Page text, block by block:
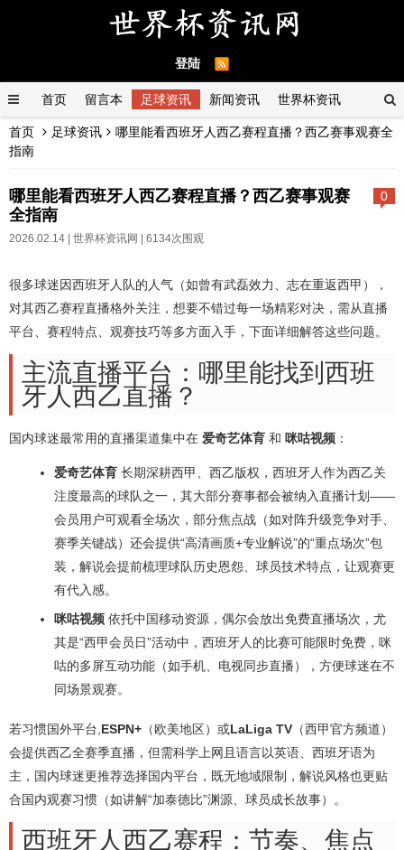
登陆
首页 留言本 足球资讯 新闻资讯 世界杯资讯
首页 足球资讯
哪里能看西班牙人西乙赛程直播？西乙赛事观赛全
指南
0
哪里能看西班牙人西乙赛程直播？西乙赛事观赛
全指南
2026.02.14 | 世界杯资讯网 | 6134次围观
很多球迷因西班牙人队的人气（如曾有武磊效力、志在重返西甲），
对其西乙赛程直播格外关注，想要不错过每一场精彩对决，需从直播
平台、赛程特点、观赛技巧等多方面入手，下面详细解答这些问题。
主流直播平台：哪里能找到西班
牙人西乙直播？
国内球迷最常用的直播渠道集中在 爱奇艺体育 和 咪咕视频 ：
爱奇艺体育 长期深耕西甲、西乙版权，西班牙人作为西乙关
注度最高的球队之一，其大部分赛事都会被纳入直播计划——
会员用户可观看全场次，部分焦点战（如对阵升级竞争对手、
赛季关键战）还会提供“高清画质+专业解说”的“重点场次”包
装，解说会提前梳理球队历史恩怨、球员技术特点，让观赛更
有代入感。
咪咕视频 依托中国移动资源，偶尔会放出免费直播场次，尤
其是“西甲会员日”活动中，西班牙人的比赛可能限时免费，咪
咕的多屏互动功能（如手机、电视同步直播），方便球迷在不
同场景观赛。
若习惯国外平台, ESPN+ （欧美地区）或LaLiga TV （西甲官方频道）
会提供西乙全赛季直播，但需科学上网且语言以英语、西班牙语为
主，国内球迷更推荐选择国内平台，既无地域限制，解说风格也更贴
合国内观赛习惯（如讲解“加泰德比”渊源、球员成长故事）。
西班牙人西乙赛程：节奏、焦点